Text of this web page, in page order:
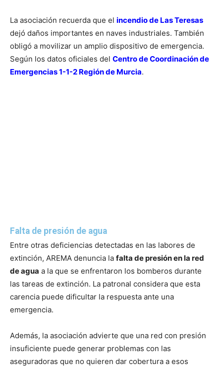
La asociación recuerda que el incendio de Las Teresas
dejó daños importantes en naves industriales. También
obligó a movilizar un amplio dispositivo de emergencia.
Según los datos oficiales del Centro de Coordinación de
Emergencias 1-1-2 Región de Murcia.
Falta de presión de agua
Entre otras deficiencias detectadas en las labores de
extinción, AREMA denuncia la falta de presión en la red
de agua a la que se enfrentaron los bomberos durante
las tareas de extinción. La patronal considera que esta
carencia puede dificultar la respuesta ante una
emergencia.
Además, la asociación advierte que una red con presión
insuficiente puede generar problemas con las
aseguradoras que no quieren dar cobertura a esos